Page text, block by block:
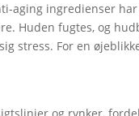
aging ingredienser
Huden fugtes, og
stress. For en